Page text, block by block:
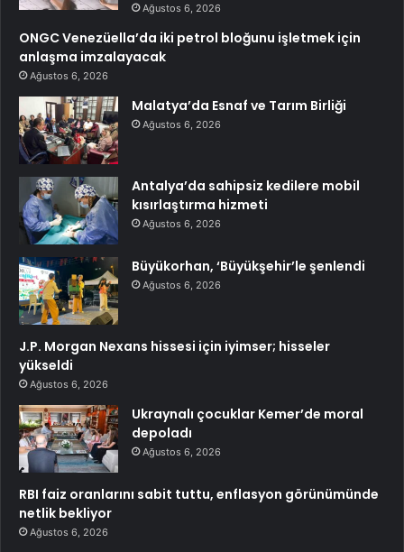
Ağustos 6, 2026
ONGC Venezüella’da iki petrol bloğunu işletmek için
anlaşma imzalayacak
Ağustos 6, 2026
Malatya’da Esnaf ve Tarım Birliği
Ağustos 6, 2026
Antalya’da sahipsiz kedilere mobil
kısırlaştırma hizmeti
Ağustos 6, 2026
Büyükorhan, ‘Büyükşehir’le şenlendi
Ağustos 6, 2026
J.P. Morgan Nexans hissesi için iyimser; hisseler
yükseldi
Ağustos 6, 2026
Ukraynalı çocuklar Kemer’de moral
depoladı
Ağustos 6, 2026
RBI faiz oranlarını sabit tuttu, enflasyon görünümünde
netlik bekliyor
Ağustos 6, 2026